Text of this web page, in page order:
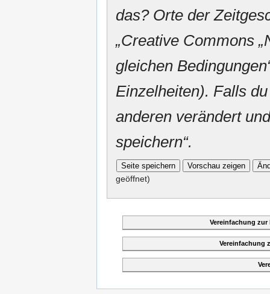
das? Orte der
„Creative Commons
gleichen
Einzelheiten). Falls
anderen verändert
speichern“.
geöffnet)
Vereinfachung
Vereinfachung